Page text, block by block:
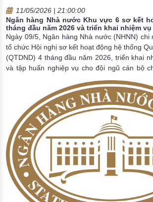
11/05/2026 | 21:00:00
Ngân hàng Nhà nước Khu vực 6 sơ kết
tháng đầu năm 2026 và triển khai nhiệm
Ngày 09/5, Ngân hàng Nhà nước (NHNN) chi
tổ chức Hội nghị sơ kết hoạt động hệ thống
(QTDND) 4 tháng đầu năm 2026, triển khai
và tập huấn nghiệp vụ cho đội ngũ cán bộ
trên địa bàn nhằm nâng cao năng lực quản trị,
ngừa rủi ro trong hoạt động.